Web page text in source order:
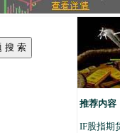
推荐内容
IF股指期